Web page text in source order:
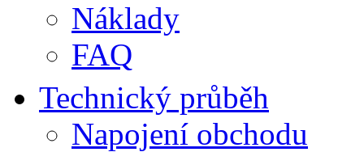
Náklady
FAQ
Technický průběh
Napojení obchodu